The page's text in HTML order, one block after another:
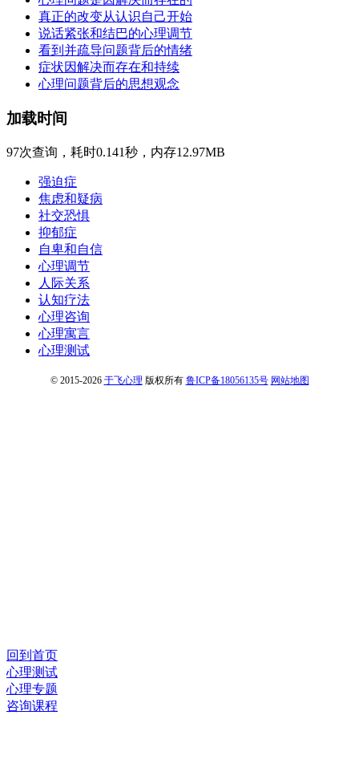
真正的改变从认识自己开始
说话紧张和结巴的心理调节
看到并疏导问题背后的情绪
症状因解决而存在和持续
心理问题背后的思想观念
加载时间
97次查询，耗时0.141秒，内存12.97MB
强迫症
焦虑和疑病
社交恐惧
抑郁症
自卑和自信
心理调节
人际关系
认知疗法
心理咨询
心理寓言
心理测试
© 2015-2026 于飞心理 版权所有 鲁ICP备18056135号 网站地图
回到首页
心理测试
心理专题
咨询课程